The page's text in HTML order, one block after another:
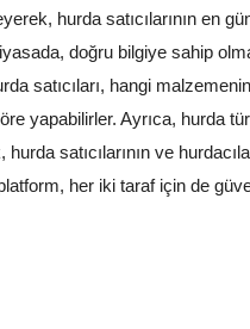
hurda satıcılarının en
doğru bilgiye sahip
satıcıları, hangi
yapabilirler. Ayrıca, hurda
hurda satıcılarının ve
her iki taraf için de